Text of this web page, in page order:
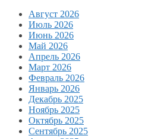
Август 2026
Июль 2026
Июнь 2026
Май 2026
Апрель 2026
Март 2026
Февраль 2026
Январь 2026
Декабрь 2025
Ноябрь 2025
Октябрь 2025
Сентябрь 2025